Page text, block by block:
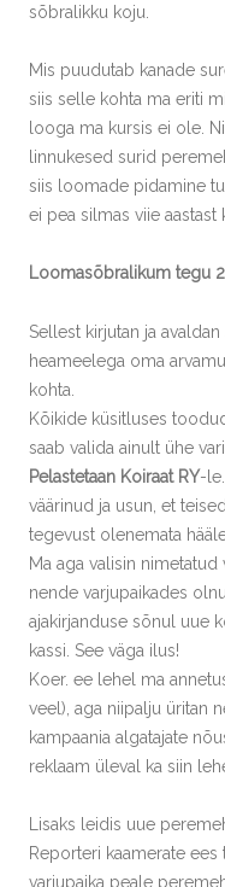
sõbralikku koju.
Mis puudutab kanade
siis selle kohta ma eriti
looga ma kursis ei ole.
linnukesed surid
siis loomade pidamine
ei pea silmas viie aastast
Loomasõbralikum tegu
Sellest kirjutan ja
heameelega oma
kohta.
Kõikide küsitluses
saab valida ainult ühe
Pelastetaan Koiraat RY-
väärinud ja usun, et
tegevust olenemata
Ma aga valisin
nende varjupaikades
ajakirjanduse sõnul uue
kassi. See väga ilus!
Koer. ee lehel ma
veel), aga niipalju üritan
kampaania algatajate
reklaam üleval ka siin
Lisaks leidis uue
Reporteri kaamerate
varjupaika peale